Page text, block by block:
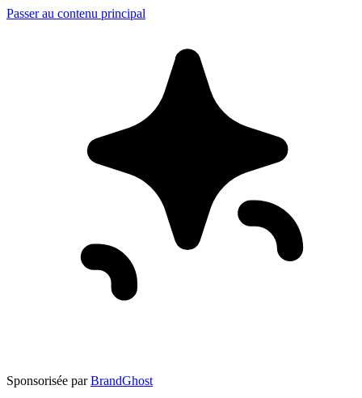
Passer au contenu principal
Sponsorisée par BrandGhost